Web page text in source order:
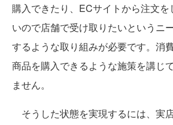
購入できたり、ECサイトから注文を
いので店舗で受け取りたいというニ
するような取り組みが必要です。消
商品を購入できるような施策を講じ
ません。
そうした状態を実現するには、実